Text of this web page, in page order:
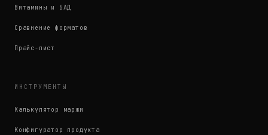
Витамины и БАД
Сравнение форматов
Прайс-лист
ИНСТРУМЕНТЫ
Калькулятор маржи
Конфигуратор продукта